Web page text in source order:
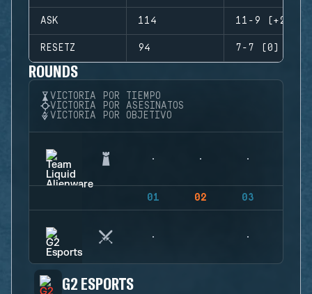
ASK 114 11-9 (+2)
RESETZ 94 7-7 (0)
ROUNDS
VICTORIA POR TIEMPO
VICTORIA POR ASESINATOS
VICTORIA POR OBJETIVO
01 02 03
G2 ESPORTS